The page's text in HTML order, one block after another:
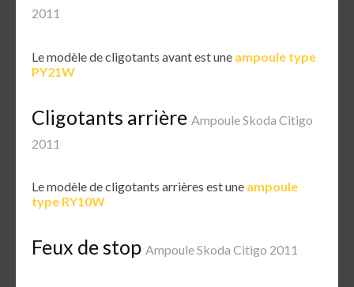
2011
Le modèle de cligotants avant est une ampoule type
PY21W
Cligotants arrière Ampoule Skoda Citigo
2011
Le modèle de cligotants arrières est une ampoule
type RY10W
Feux de stop Ampoule Skoda Citigo 2011